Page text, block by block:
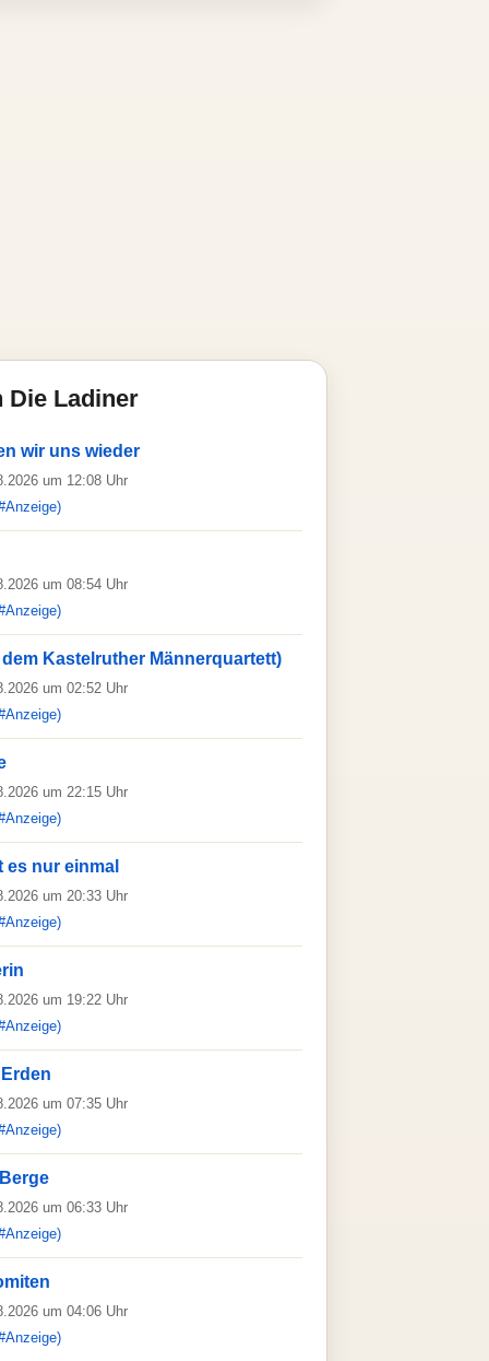
Die Ladiner
wir uns wieder
um 12:08 Uhr
um 08:54 Uhr
Kastelruther Männerquartett)
um 02:52 Uhr
um 22:15 Uhr
nur einmal
um 20:33 Uhr
um 19:22 Uhr
um 07:35 Uhr
um 06:33 Uhr
um 04:06 Uhr